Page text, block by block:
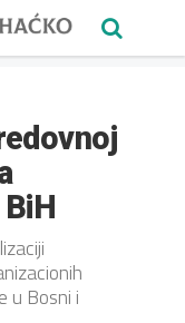
u Bosni i